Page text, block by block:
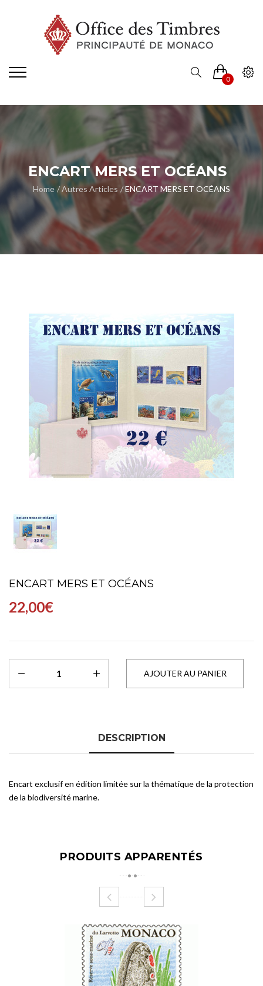
0
ENCART MERS ET OCÉANS
Home Autres Articles ENCART MERS ET OCÉANS
ENCART MERS ET OCÉANS
22,00€
DESCRIPTION
Encart exclusif en édition limitée sur la thématique de la protection
de la biodiversité marine.
PRODUITS APPARENTÉS